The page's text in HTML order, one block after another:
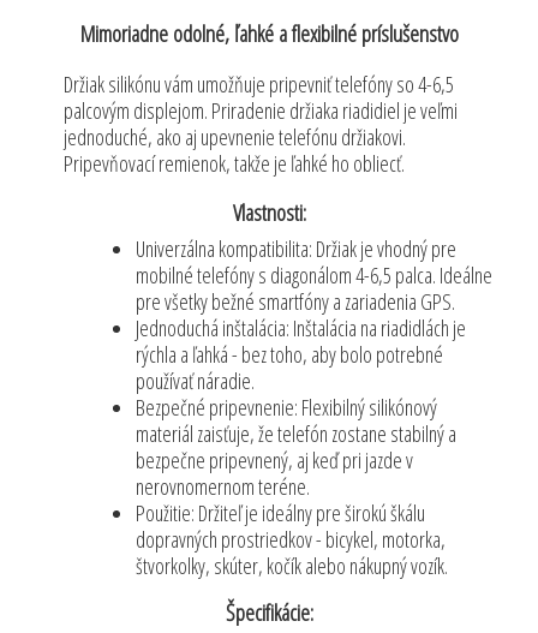
Mimoriadne odolné, ľahké a flexibilné príslušenstvo
Držiak silikónu vám umožňuje pripevniť telefóny so 4-6,5
palcovým displejom. Priradenie držiaka riadidiel je veľmi
jednoduché, ako aj upevnenie telefónu držiakovi.
Pripevňovací remienok, takže je ľahké ho obliecť.
Vlastnosti:
Univerzálna kompatibilita: Držiak je vhodný pre
mobilné telefóny s diagonálom 4-6,5 palca. Ideálne
pre všetky bežné smartfóny a zariadenia GPS.
Jednoduchá inštalácia: Inštalácia na riadidlách je
rýchla a ľahká - bez toho, aby bolo potrebné
používať náradie.
Bezpečné pripevnenie: Flexibilný silikónový
materiál zaisťuje, že telefón zostane stabilný a
bezpečne pripevnený, aj keď pri jazde v
nerovnomernom teréne.
Použitie: Držiteľ je ideálny pre širokú škálu
dopravných prostriedkov - bicykel, motorka,
štvorkolky, skúter, kočík alebo nákupný vozík.
Špecifikácie: